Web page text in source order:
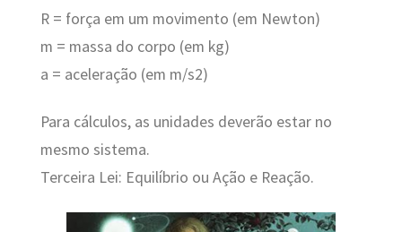
R = força em um movimento (em Newton)
m = massa do corpo (em kg)
a = aceleração (em m/s2)
Para cálculos, as unidades deverão estar no
mesmo sistema.
Terceira Lei: Equilíbrio ou Ação e Reação.